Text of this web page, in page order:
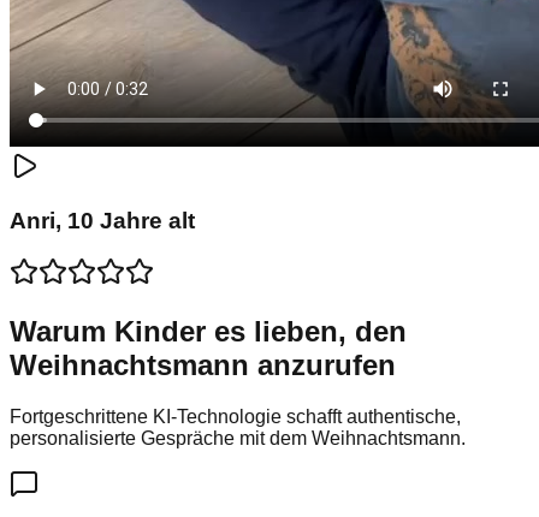
Anri, 10 Jahre alt
Warum Kinder es lieben, den
Weihnachtsmann anzurufen
Fortgeschrittene KI-Technologie schafft authentische,
personalisierte Gespräche mit dem Weihnachtsmann.